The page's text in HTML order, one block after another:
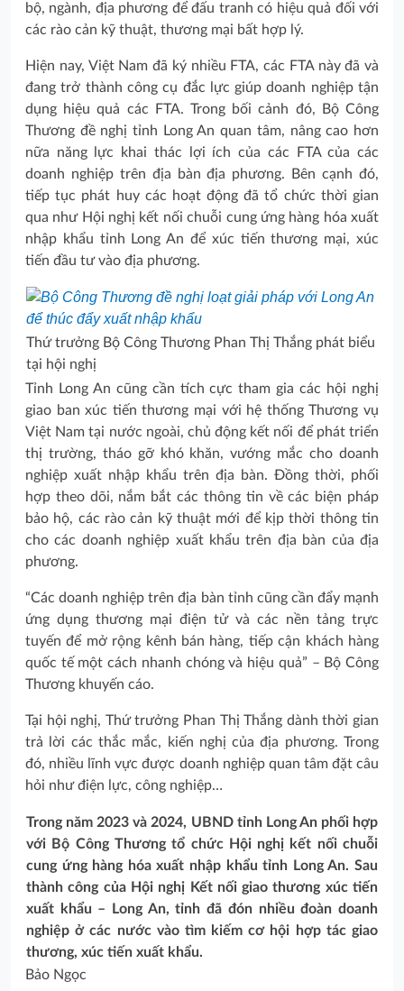
bộ, ngành, địa phương để đấu tranh có hiệu quả đối với
các rào cản kỹ thuật, thương mại bất hợp lý.
Hiện nay, Việt Nam đã ký nhiều FTA, các FTA này đã và
đang trở thành công cụ đắc lực giúp doanh nghiệp tận
dụng hiệu quả các FTA. Trong bối cảnh đó, Bộ Công
Thương đề nghị tỉnh Long An quan tâm, nâng cao hơn
nữa năng lực khai thác lợi ích của các FTA của các
doanh nghiệp trên địa bàn địa phương. Bên cạnh đó,
tiếp tục phát huy các hoạt động đã tổ chức thời gian
qua như Hội nghị kết nối chuỗi cung ứng hàng hóa xuất
nhập khẩu tỉnh Long An để xúc tiến thương mại, xúc
tiến đầu tư vào địa phương.
Thứ trưởng Bộ Công Thương Phan Thị Thắng phát biểu
tại hội nghị
Tỉnh Long An cũng cần tích cực tham gia các hội nghị
giao ban xúc tiến thương mại với hệ thống Thương vụ
Việt Nam tại nước ngoài, chủ động kết nối để phát triển
thị trường, tháo gỡ khó khăn, vướng mắc cho doanh
nghiệp xuất nhập khẩu trên địa bàn. Đồng thời, phối
hợp theo dõi, nắm bắt các thông tin về các biện pháp
bảo hộ, các rào cản kỹ thuật mới để kịp thời thông tin
cho các doanh nghiệp xuất khẩu trên địa bàn của địa
phương.
“Các doanh nghiệp trên địa bàn tỉnh cũng cần đẩy mạnh
ứng dụng thương mại điện tử và các nền tảng trực
tuyến để mở rộng kênh bán hàng, tiếp cận khách hàng
quốc tế một cách nhanh chóng và hiệu quả” – Bộ Công
Thương khuyến cáo.
Tại hội nghị, Thứ trưởng Phan Thị Thắng dành thời gian
trả lời các thắc mắc, kiến nghị của địa phương. Trong
đó, nhiều lĩnh vực được doanh nghiệp quan tâm đặt câu
hỏi như điện lực, công nghiệp…
Trong năm 2023 và 2024, UBND tỉnh Long An phối hợp
với Bộ Công Thương tổ chức Hội nghị kết nối chuỗi
cung ứng hàng hóa xuất nhập khẩu tỉnh Long An. Sau
thành công của Hội nghị Kết nối giao thương xúc tiến
xuất khẩu – Long An, tỉnh đã đón nhiều đoàn doanh
nghiệp ở các nước vào tìm kiếm cơ hội hợp tác giao
thương, xúc tiến xuất khẩu.
Bảo Ngọc